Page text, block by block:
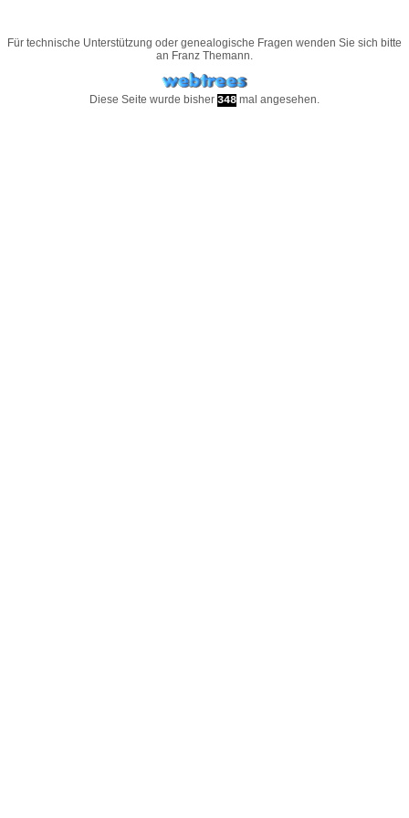
Für technische Unterstützung oder genealogische Fragen wenden Sie sich bitte
an Franz Themann.
Diese Seite wurde bisher 348 mal angesehen.